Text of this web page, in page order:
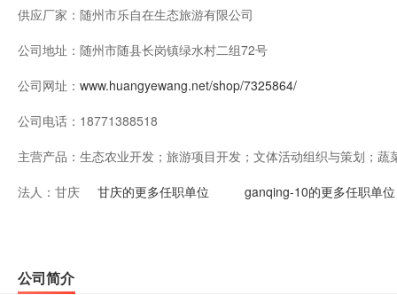
供应厂家： 随州市乐自在生态旅游有限公司
公司地址： 随州市随县长岗镇绿水村二组72号
公司网址： www.huangyewang.net/shop/7325864/
公司电话： 18771388518
主营产品： 生态农业开发；旅游项目开发；文体活动组织与策划；
休闲观光旅游服务（不含餐饮住宿）；餐饮住宿（限分
法人： 甘庆 甘庆的更多任职单位 ganqing-10的更多任职单位
公司简介